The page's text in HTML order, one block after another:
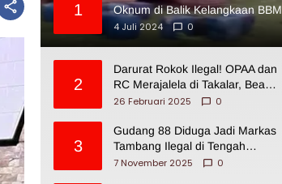
1
Oknum di Balik Kelangkaan BBM
4 Juli 2024
0
2
Darurat Rokok Ilegal! OPAA dan
RC Merajalela di Takalar, Bea
Cukai Impoten
26 Februari 2025 0
3
Gudang 88 Diduga Jadi Markas
Tambang Ilegal di Tengah
Permukiman Warga Makassar
7 November 2025 0